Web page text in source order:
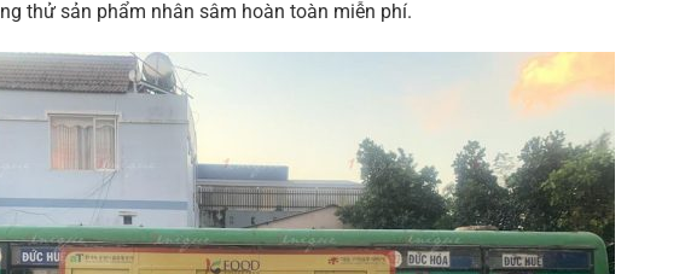
thử sản phẩm nhân sâm hoàn toàn miễn phí.